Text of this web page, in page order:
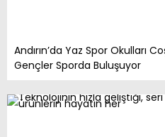
Andırın’da Yaz Spor Okulları
Gençler Sporda Buluşuyor